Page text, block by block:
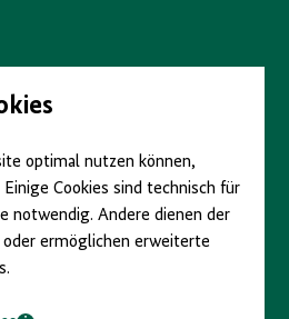
optimal nutzen können,
Cookies sind technisch für
notwendig. Andere dienen der
oder ermöglichen erweiterte